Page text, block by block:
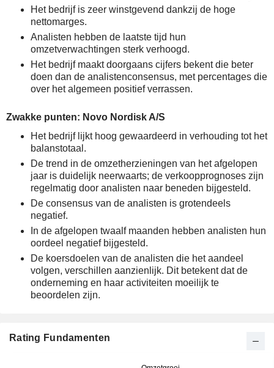
Het bedrijf is zeer winstgevend dankzij de hoge
nettomarges.
Analisten hebben de laatste tijd hun
omzetverwachtingen sterk verhoogd.
Het bedrijf maakt doorgaans cijfers bekent die beter
doen dan de analistenconsensus, met percentages die
over het algemeen positief verrassen.
Zwakke punten: Novo Nordisk A/S
Het bedrijf lijkt hoog gewaardeerd in verhouding tot het
balanstotaal.
De trend in de omzetherzieningen van het afgelopen
jaar is duidelijk neerwaarts; de verkoopprognoses zijn
regelmatig door analisten naar beneden bijgesteld.
De consensus van de analisten is grotendeels
negatief.
In de afgelopen twaalf maanden hebben analisten hun
oordeel negatief bijgesteld.
De koersdoelen van de analisten die het aandeel
volgen, verschillen aanzienlijk. Dit betekent dat de
onderneming en haar activiteiten moeilijk te
beoordelen zijn.
Rating Fundamenten